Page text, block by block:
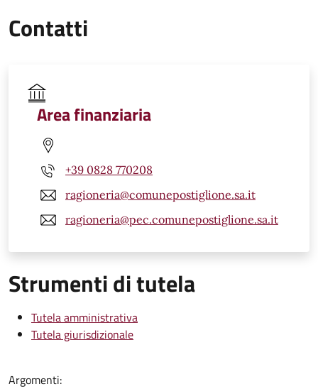
Contatti
Area finanziaria
+39 0828 770208
ragioneria@comunepostiglione.sa.it
ragioneria@pec.comunepostiglione.sa.it
Strumenti di tutela
Tutela amministrativa
Tutela giurisdizionale
Argomenti: